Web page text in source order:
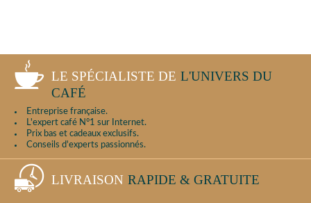
LE SPÉCIALISTE DE L'UNIVERS DU
CAFÉ
Entreprise française.
L'expert café N°1 sur Internet.
Prix bas et cadeaux exclusifs.
Conseils d'experts passionnés.
LIVRAISON RAPIDE & GRATUITE